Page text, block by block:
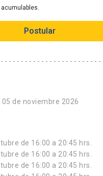
Postular
de noviembre 2026
de 16:00 a 20:45 hrs.
de 16:00 a 20:45 hrs.
de 16:00 a 20:45 hrs.